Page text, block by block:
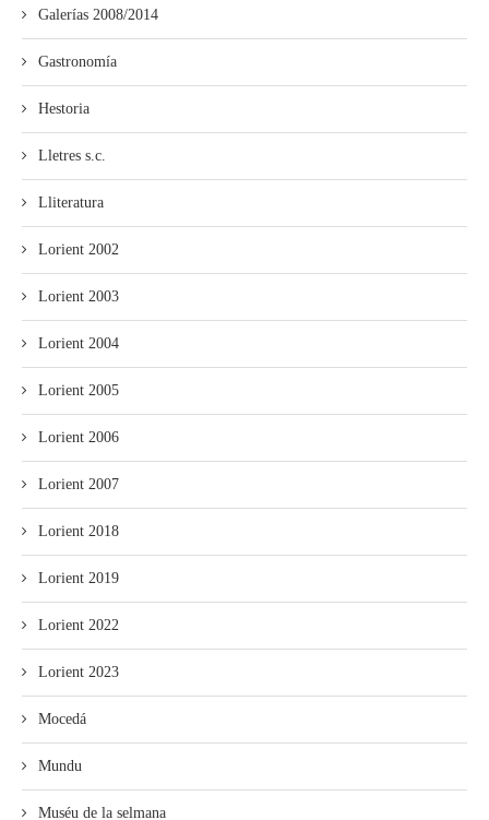
Galerías 2008/2014
Gastronomía
Hestoria
Lletres s.c.
Lliteratura
Lorient 2002
Lorient 2003
Lorient 2004
Lorient 2005
Lorient 2006
Lorient 2007
Lorient 2018
Lorient 2019
Lorient 2022
Lorient 2023
Mocedá
Mundu
Muséu de la selmana